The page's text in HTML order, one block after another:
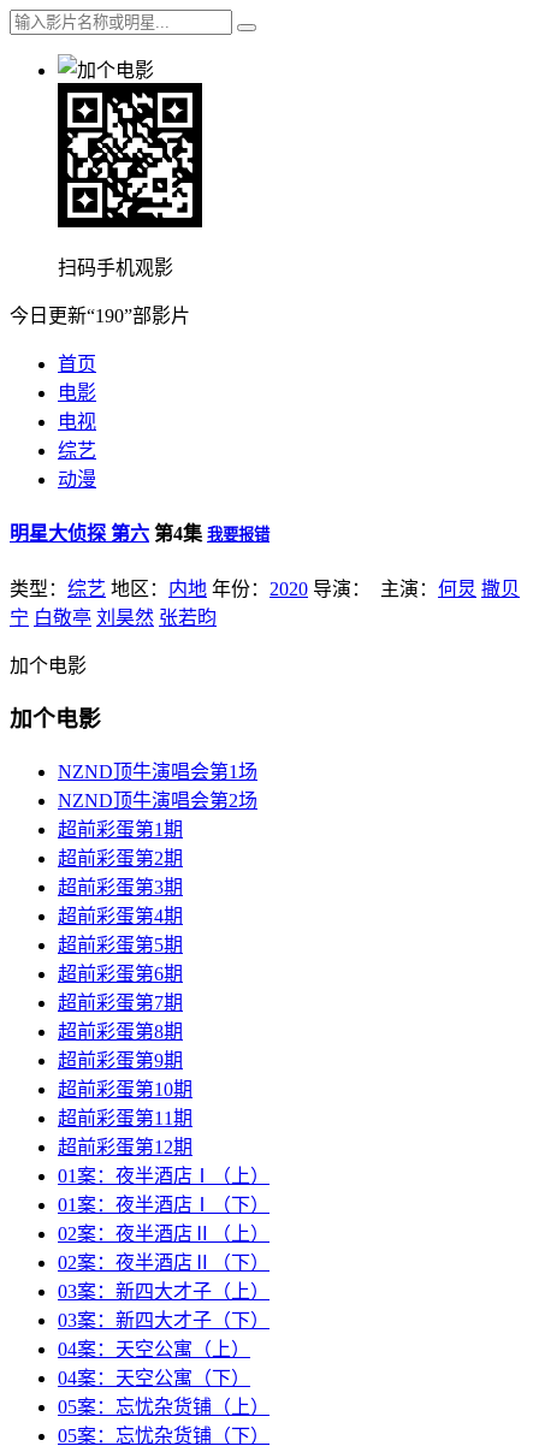
扫码手机观影
今日更新“190”部影片
首页
电影
电视
综艺
动漫
明星大侦探 第六 第4集 我要报错
类型： 综艺 地区： 内地 年份： 2020 导演： 主演： 何炅 撒贝
宁 白敬亭 刘昊然 张若昀
加个电影
加个电影
NZND顶牛演唱会第1场
NZND顶牛演唱会第2场
超前彩蛋第1期
超前彩蛋第2期
超前彩蛋第3期
超前彩蛋第4期
超前彩蛋第5期
超前彩蛋第6期
超前彩蛋第7期
超前彩蛋第8期
超前彩蛋第9期
超前彩蛋第10期
超前彩蛋第11期
超前彩蛋第12期
01案：夜半酒店Ⅰ（上）
01案：夜半酒店Ⅰ（下）
02案：夜半酒店Ⅱ（上）
02案：夜半酒店Ⅱ（下）
03案：新四大才子（上）
03案：新四大才子（下）
04案：天空公寓（上）
04案：天空公寓（下）
05案：忘忧杂货铺（上）
05案：忘忧杂货铺（下）